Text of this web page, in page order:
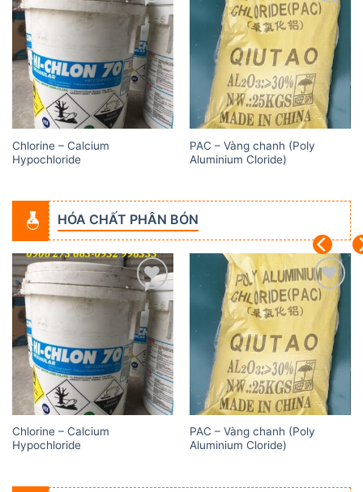
Add to
wishlist
Chlorine – Calcium
Hypochloride
Add to
wishlist
PAC – Vàng chanh (Poly
Aluminium Cloride)
HÓA CHẤT PHÂN BÓN
Add to
wishlist
Chlorine – Calcium
Hypochloride
Add to
wishlist
PAC – Vàng chanh (Poly
Aluminium Cloride)